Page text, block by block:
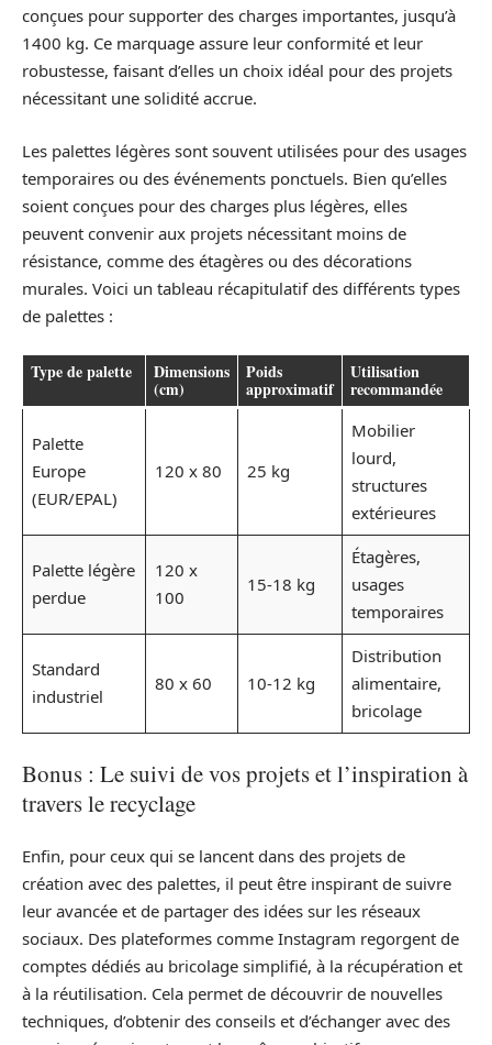
conçues pour supporter des charges importantes, jusqu’à
1400 kg. Ce marquage assure leur conformité et leur
robustesse, faisant d’elles un choix idéal pour des projets
nécessitant une solidité accrue.
Les palettes légères sont souvent utilisées pour des usages
temporaires ou des événements ponctuels. Bien qu’elles
soient conçues pour des charges plus légères, elles
peuvent convenir aux projets nécessitant moins de
résistance, comme des étagères ou des décorations
murales. Voici un tableau récapitulatif des différents types
de palettes :
Type de palette Dimensions
(cm)
Poids
approximatif
Utilisation
recommandée
Palette
Europe
(EUR/EPAL)
120 x 80 25 kg
Mobilier
lourd,
structures
extérieures
Palette légère
perdue
120 x
100
15-18 kg
Étagères,
usages
temporaires
Standard
industriel
80 x 60 10-12 kg
Distribution
alimentaire,
bricolage
Bonus : Le suivi de vos projets et l’inspiration à
travers le recyclage
Enfin, pour ceux qui se lancent dans des projets de
création avec des palettes, il peut être inspirant de suivre
leur avancée et de partager des idées sur les réseaux
sociaux. Des plateformes comme Instagram regorgent de
comptes dédiés au bricolage simplifié, à la récupération et
à la réutilisation. Cela permet de découvrir de nouvelles
techniques, d’obtenir des conseils et d’échanger avec des